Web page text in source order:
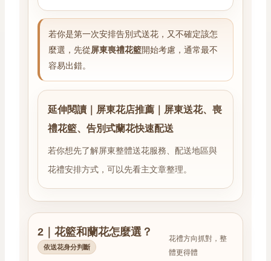
若你是第一次安排告別式送花，又不確定該怎
麼選，先從屏東喪禮花籃開始考慮，通常最不
容易出錯。
延伸閱讀｜屏東花店推薦｜屏東送花、喪
禮花籃、告別式蘭花快速配送
若你想先了解屏東整體送花服務、配送地區與
花禮安排方式，可以先看主文章整理。
2｜花籃和蘭花怎麼選？
依送花身分判斷
花禮方向抓對，整
體更得體